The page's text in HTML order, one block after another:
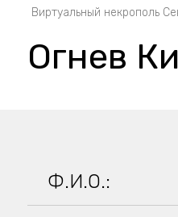
Виртуальный некрополь
Огнев
Ф.И.О.: